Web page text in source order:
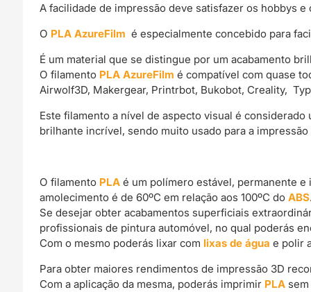
A facilidade de impressão deve satisfazer os hobbys
O PLA AzureFilm é especialmente concebido para
É um material que se distingue por um acabamento
O filamento PLA AzureFilmé compatível com quase
Airwolf3D, Makergear, Printrbot, Bukobot, Creality,
Este filamento a nível de aspecto visual é
brilhante incrível, sendo muito usado para a
O filamento PLA é um polímero estável, permanente
amolecimento é de 60ºC em relação aos 100ºC doABS
Se desejar obter acabamentos superficiais
profissionais de pintura automóvel, no qual poderás
Com o mesmo poderás lixar com lixas de água e polir
Para obter maiores rendimentos de impressão 3D
Com a aplicação da mesma, poderás imprimir PLA